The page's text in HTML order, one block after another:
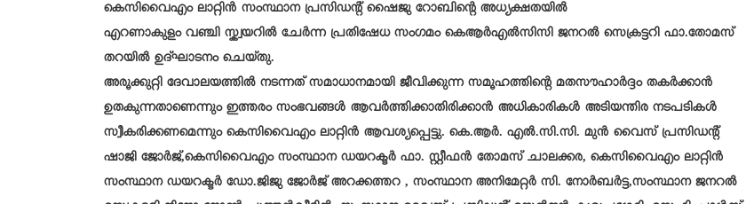
കെസിവൈഎം ലാറ്റിൻ സംസ്ഥാന പ്രസിഡന്റ് ഷൈജു റോബിന്റെ അധ്യക്ഷതയിൽ
എറണാകുളം വഞ്ചി സ്ക്വയറിൽ ചേർന്ന പ്രതിഷേധ സംഗമം കെആർഎൽസിസി ജനറൽ സെക്രട്ടറി ഫാ.തോമസ്
തറയിൽ ഉദ്ഘാടനം ചെയ്തു.
അരൂക്കുറ്റി ദേവാലയത്തിൽ നടന്നത് സമാധാനമായി ജീവിക്കുന്ന സമൂഹത്തിന്റെ മതസൗഹാർദ്ദം തകർക്കാൻ
ഉതകുന്നതാണെന്നും ഇത്തരം സംഭവങ്ങൾ ആവർത്തിക്കാതിരിക്കാൻ അധികാരികൾ അടിയന്തിര നടപടികൾ
സ്വീകരിക്കണമെന്നും കെസിവൈഎം ലാറ്റിൻ ആവശ്യപ്പെട്ടു. കെ.ആർ. എൽ.സി.സി. മുൻ വൈസ് പ്രസിഡന്റ്
ഷാജി ജോർജ്,കെസിവൈഎം സംസ്ഥാന ഡയറക്ടർ ഫാ. സ്റ്റീഫൻ തോമസ് ചാലക്കര, കെസിവൈഎം ലാറ്റിൻ
സംസ്ഥാന ഡയറക്ടർ ഡോ.ജിജു ജോർജ് അറക്കത്തറ , സംസ്ഥാന അനിമേറ്റർ സി. നോർബർട്ട,സംസ്ഥാന ജനറൽ